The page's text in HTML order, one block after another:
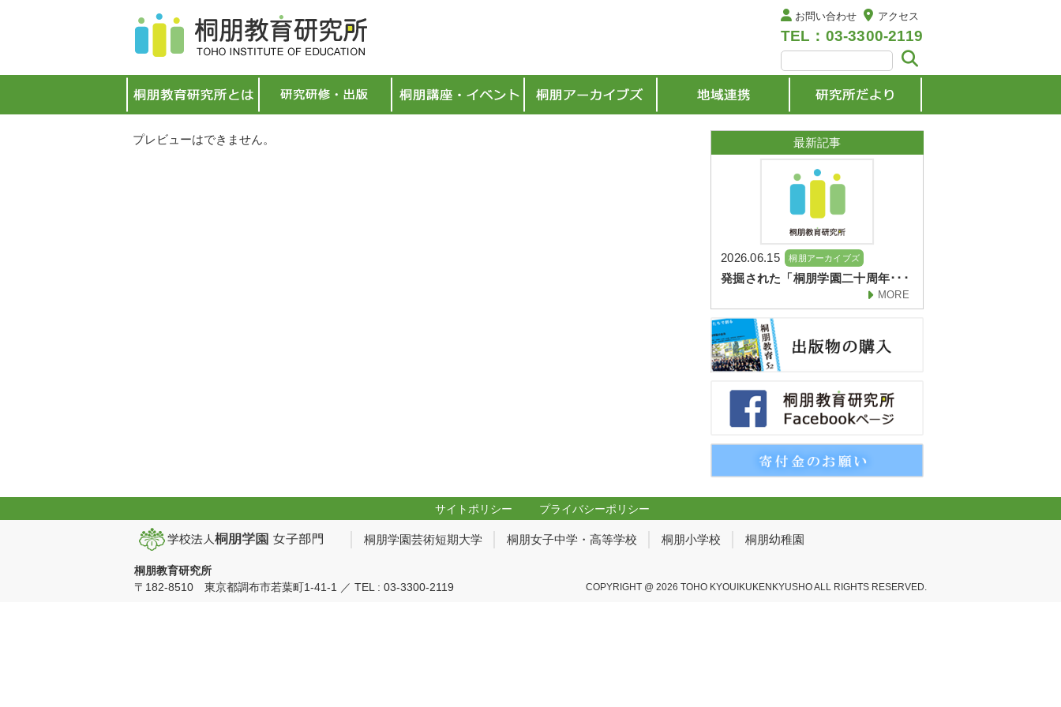
お問い合わせ アクセス
TEL：03-3300-2119
プレビューはできません。 最新記事
2026.06.15 桐朋アーカイブズ
発掘された「桐朋学園二十周年･･･
MORE
サイトポリシー プライバシーポリシー
桐朋学園芸術短期大学 桐朋女子中学・高等学校 桐朋小学校 桐朋幼稚園
桐朋教育研究所
〒182-8510 東京都調布市若葉町1-41-1 ／ TEL : 03-3300-2119
COPYRIGHT @ 2026 TOHO KYOUIKUKENKYUSHO ALL RIGHTS RESERVED.